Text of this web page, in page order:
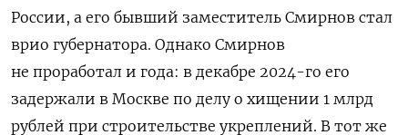
России, а его бывший заместитель Смирнов стал
врио губернатора. Однако Смирнов
не проработал и года: в декабре 2024-го его
задержали в Москве по делу о хищении 1 млрд
рублей при строительстве укреплений. В тот же